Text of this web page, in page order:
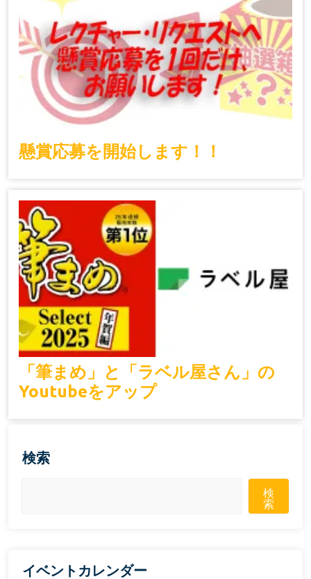
懸賞応募を開始します！！
「筆まめ」と「ラベル屋さん」の
Youtubeをアップ
検索
検
索
イベントカレンダー